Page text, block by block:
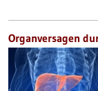
Organversagen